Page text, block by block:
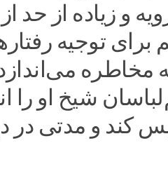
و زیاده از حد از
برای توجیه
شیخ او را
کند و مدتی در